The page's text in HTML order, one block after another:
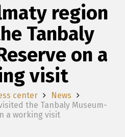
region
Tanbaly
on a
visit
center
News
the Tanbaly Museum-
a working visit